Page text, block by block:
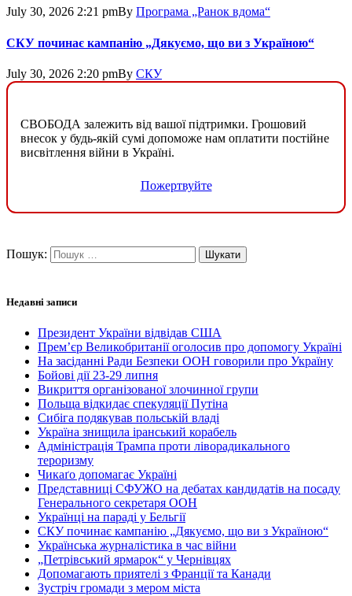
July 30, 2026 2:21 pmBy Програма „Ранок вдома“
СКУ починає кампанію „Дякуємо, що ви з Україною“
July 30, 2026 2:20 pmBy СКУ
СВОБОДА залежить від вашої підтримки. Грошовий
внесок у будь-якій сумі допоможе нам оплатити постійне
висвітлення війни в Україні.
Пожертвуйте
Пошук:
Недавні записи
Президент України відвідав США
Прем’єр Великобританії оголосив про допомогу Україні
На засіданні Ради Безпеки ООН говорили про Україну
Бойові дії 23-29 липня
Викриття організованої злочинної групи
Польща відкидає спекуляції Путіна
Сибіга подякував польській владі
Україна знищила іранський корабель
Адміністрація Трампа проти ліворадикального
тероризму
Чикаґо допомагає Україні
Представниці СФУЖО на дебатах кандидатів на посаду
Генерального секретаря ООН
Українці на параді у Бельгії
СКУ починає кампанію „Дякуємо, що ви з Україною“
Українська журналістика в час війни
„Петрівський ярмарок“ у Чернівцях
Допомагають приятелі з Франції та Канади
Зустріч громади з мером міста